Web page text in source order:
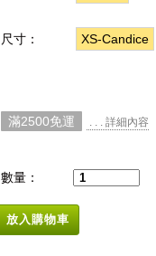
尺寸： XS-Candice
滿2500免運 . . . 詳細內容
數量：
放入購物車